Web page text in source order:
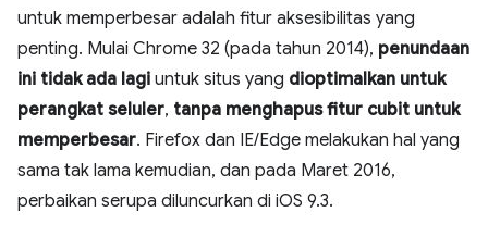
untuk memperbesar adalah fitur aksesibilitas yang
penting. Mulai Chrome 32 (pada tahun 2014), penundaan
ini tidak ada lagi untuk situs yang dioptimalkan untuk
perangkat seluler, tanpa menghapus fitur cubit untuk
memperbesar. Firefox dan IE/Edge melakukan hal yang
sama tak lama kemudian, dan pada Maret 2016,
perbaikan serupa diluncurkan di iOS 9.3.